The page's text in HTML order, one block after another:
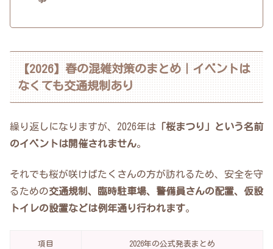
【2026】春の混雑対策のまとめ｜イベントは
なくても交通規制あり
繰り返しになりますが、2026年は 「桜まつり」という名前
のイベントは開催されません。
それでも桜が咲けばたくさんの方が訪れるため、安全を守
るための交通規制、臨時駐車場、警備員さんの配置、仮設
トイレの設置などは例年通り行われます。
項目 2026年の公式発表まとめ